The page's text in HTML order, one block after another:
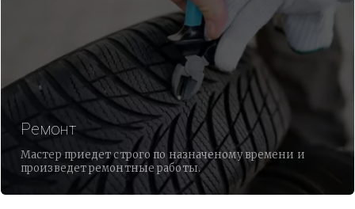
Ремонт
Мастер приедет строго по назначеному времени и
произведет ремонтные работы.